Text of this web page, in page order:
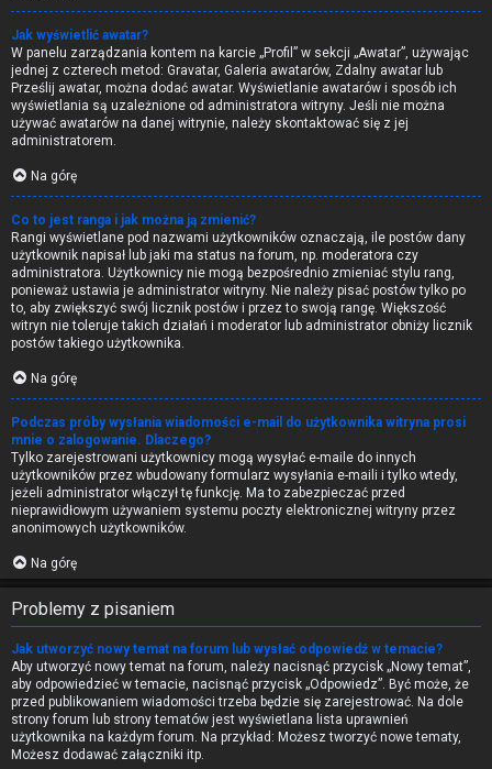
Jak wyświetlić awatar?
W panelu zarządzania kontem na karcie „Profil” w sekcji „Awatar”, używając
jednej z czterech metod: Gravatar, Galeria awatarów, Zdalny awatar lub
Prześlij awatar, można dodać awatar. Wyświetlanie awatarów i sposób ich
wyświetlania są uzależnione od administratora witryny. Jeśli nie można
używać awatarów na danej witrynie, należy skontaktować się z jej
administratorem.
Na górę
Co to jest ranga i jak można ją zmienić?
Rangi wyświetlane pod nazwami użytkowników oznaczają, ile postów dany
użytkownik napisał lub jaki ma status na forum, np. moderatora czy
administratora. Użytkownicy nie mogą bezpośrednio zmieniać stylu rang,
ponieważ ustawia je administrator witryny. Nie należy pisać postów tylko po
to, aby zwiększyć swój licznik postów i przez to swoją rangę. Większość
witryn nie toleruje takich działań i moderator lub administrator obniży licznik
postów takiego użytkownika.
Na górę
Podczas próby wysłania wiadomości e-mail do użytkownika witryna prosi
mnie o zalogowanie. Dlaczego?
Tylko zarejestrowani użytkownicy mogą wysyłać e-maile do innych
użytkowników przez wbudowany formularz wysyłania e-maili i tylko wtedy,
jeżeli administrator włączył tę funkcję. Ma to zabezpieczać przed
nieprawidłowym używaniem systemu poczty elektronicznej witryny przez
anonimowych użytkowników.
Na górę
Problemy z pisaniem
Jak utworzyć nowy temat na forum lub wysłać odpowiedź w temacie?
Aby utworzyć nowy temat na forum, należy nacisnąć przycisk „Nowy temat”,
aby odpowiedzieć w temacie, nacisnąć przycisk „Odpowiedz”. Być może, że
przed publikowaniem wiadomości trzeba będzie się zarejestrować. Na dole
strony forum lub strony tematów jest wyświetlana lista uprawnień
użytkownika na każdym forum. Na przykład: Możesz tworzyć nowe tematy,
Możesz dodawać załączniki itp.